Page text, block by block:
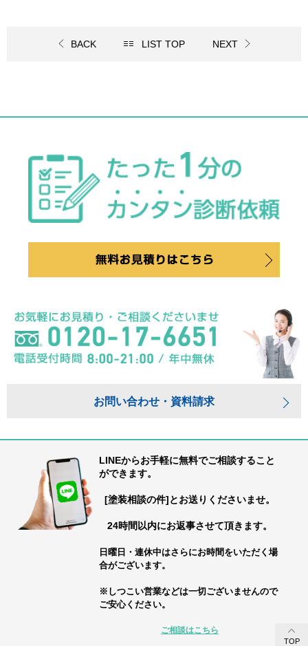
BACK LIST TOP NEXT
お問い合わせ・資料請求
LINEからお手軽に無料でご相談すること
ができます。
[塗装相談の件]とお送りくださいませ。
24時間以内にお返事させて頂きます。
日曜日・連休中はさらにお時間をいただく場
合がございます。
※しつこい営業などは一切ございませんので
ご安心ください。
ご相談はこちら
TOP